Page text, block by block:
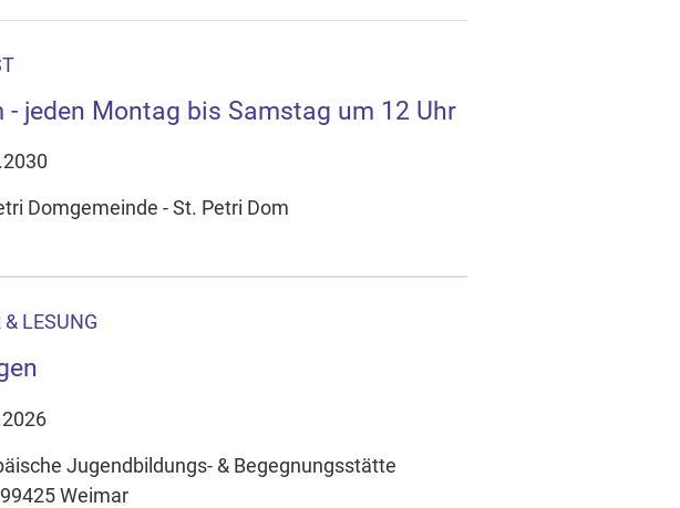
Google Maps beim Aktivieren von
und profilbasierter Werbung.
jeden Montag bis Samstag um 12 Uhr
Domgemeinde - St. Petri Dom
LESUNG
Jugendbildungs- & Begegnungsstätte
Weimar